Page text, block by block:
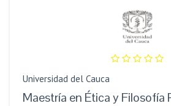
Universidad del Cauca
Maestría en Ética y Filosofía